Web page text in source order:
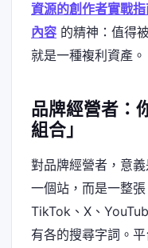
資源的創作者實戰
內容 的精神：值得
就是一種複利資產。
品牌經營者：
組合」
對品牌經營者，意義
一個站，而是一整
TikTok、X、
有各的搜尋字詞。